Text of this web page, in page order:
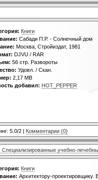
Книги
Сабади П.Р. - Солнечный дом
Москва, Стройиздат, 1981
DJVU / RAR
56 стр. Развороты
Удовл. / Скан.
2,17 MB
добавил: HOT_PEPPER
5.0/2 | Комментарии (0)
учебно-
Книги
Архитектору-